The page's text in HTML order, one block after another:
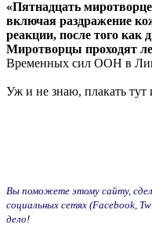
«Пятнадцать
включая раздражение
реакции, после того как
Миротворцы проходят
Временных сил ООН в
Уж и не знаю, плакать тут
Вы поможете этому сайту,
социальных сетях (Facebook,
дело!